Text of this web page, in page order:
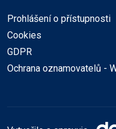
Prohlášení o přístupnosti
Cookies
GDPR
Ochrana oznamovatelů -